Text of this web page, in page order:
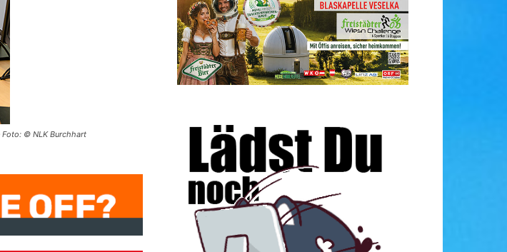
Foto: © NLK Burchhart